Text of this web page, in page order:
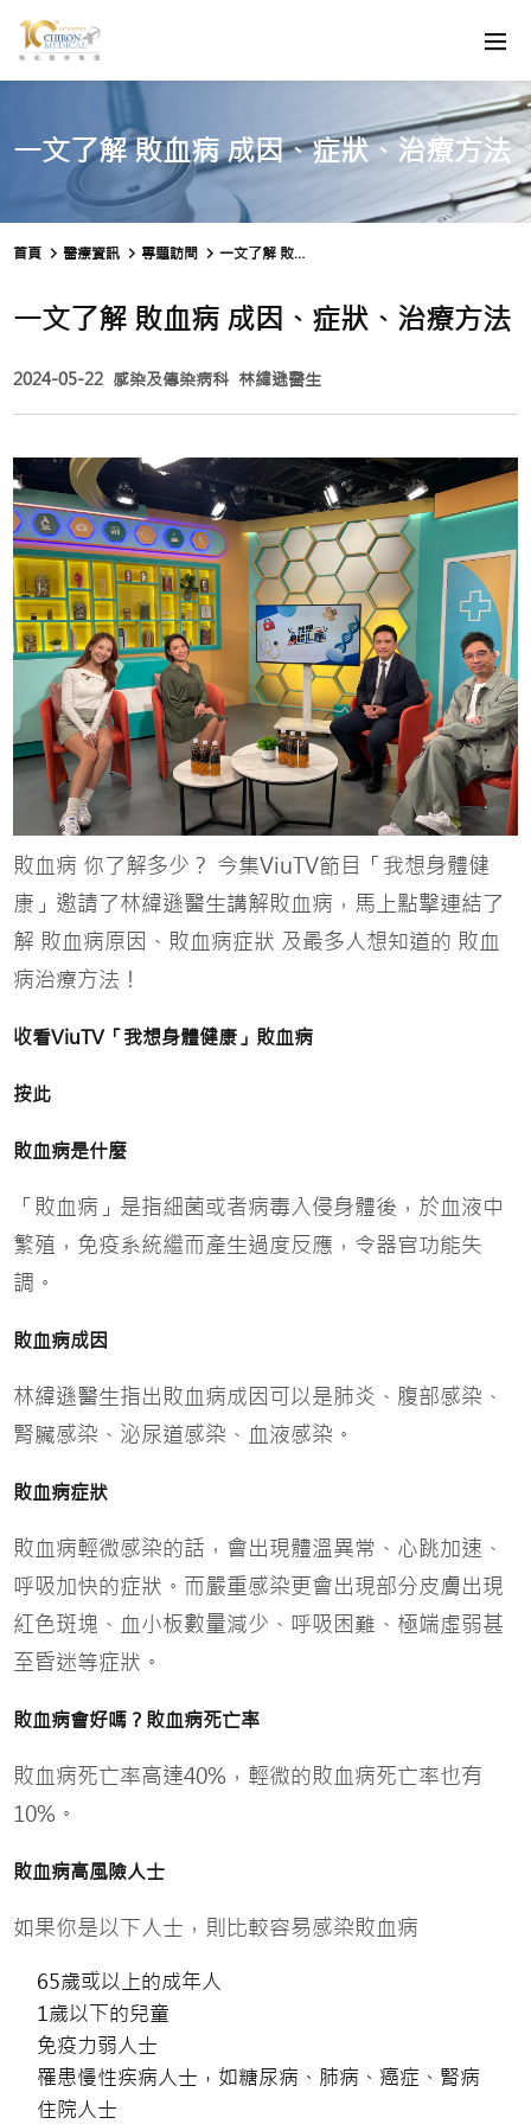
一文了解 敗血病 成因、症狀、治療方法
首頁 醫療資訊 專題訪問 一文了解 敗血病 成因、症狀、治療方法
一文了解 敗血病 成因、症狀、治療方法
2024-05-22 感染及傳染病科 林緯遜醫生
敗血病 你了解多少？ 今集ViuTV節目「我想身體健
康」邀請了林緯遜醫生講解敗血病，馬上點擊連結了
解 敗血病原因、敗血病症狀 及最多人想知道的 敗血
病治療方法！
收看ViuTV「我想身體健康」敗血病
按此
敗血病是什麼
「敗血病」是指細菌或者病毒入侵身體後，於血液中
繁殖，免疫系統繼而產生過度反應，令器官功能失
調。
敗血病成因
林緯遜醫生指出敗血病成因可以是肺炎、腹部感染、
腎臟感染、泌尿道感染、血液感染。
敗血病症狀
敗血病輕微感染的話，會出現體溫異常、心跳加速、
呼吸加快的症狀。而嚴重感染更會出現部分皮膚出現
紅色斑塊、血小板數量減少、呼吸困難、極端虛弱甚
至昏迷等症狀。
敗血病會好嗎？敗血病死亡率
敗血病死亡率高達40%，輕微的敗血病死亡率也有
10%。
敗血病高風險人士
如果你是以下人士，則比較容易感染敗血病
65歲或以上的成年人
1歲以下的兒童
免疫力弱人士
罹患慢性疾病人士，如糖尿病、肺病、癌症、腎病
住院人士